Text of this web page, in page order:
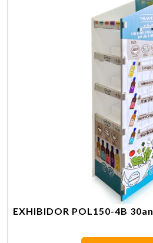
EXHIBIDOR POL150-4B 30an